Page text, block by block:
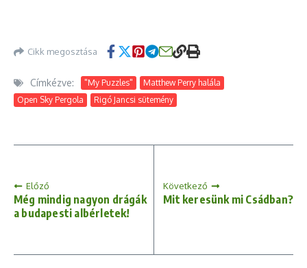
Cikk megosztása
Címkézve: "My Puzzles"
Matthew Perry halála
Open Sky Pergola
Rigó Jancsi sütemény
Előző
Még mindig nagyon drágák
a budapesti albérletek!
Következő
Mit keresünk mi Csádban?